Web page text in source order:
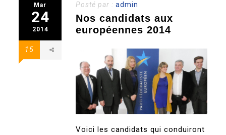
Mar
24
2014
15
Posté par :admin
Nos candidats aux
européennes 2014
Voici les candidats qui conduiront